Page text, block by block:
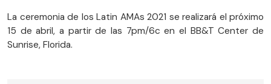
La ceremonia de los Latin AMAs 2021 se realizará el próximo
15 de abril, a partir de las 7pm/6c en el BB&T Center de
Sunrise, Florida.